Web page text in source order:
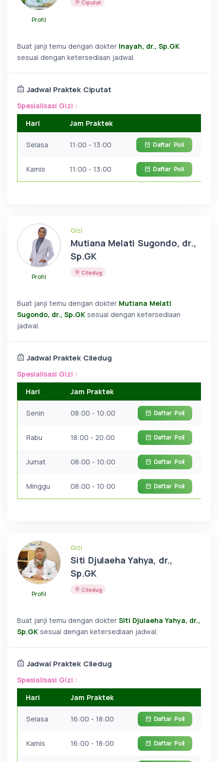
Profil
Ciputat
Buat janji temu dengan dokter Inayah, dr., Sp.GK
sesuai dengan ketersediaan jadwal.
Jadwal Praktek Ciputat
Spesialisasi Gizi :
Hari
Jam Praktek
Selasa 11:00 - 13:00 Daftar Poli
Kamis 11:00 - 13:00 Daftar Poli
Profil
Gizi
Mutiana Melati Sugondo, dr.,
Sp.GK
Ciledug
Buat janji temu dengan dokter Mutiana Melati
Sugondo, dr., Sp.GK sesuai dengan ketersediaan
jadwal.
Jadwal Praktek Ciledug
Spesialisasi Gizi :
Hari
Jam Praktek
Senin 08:00 - 10:00 Daftar Poli
Rabu 18:00 - 20:00 Daftar Poli
Jumat 08:00 - 10:00 Daftar Poli
Minggu 08:00 - 10:00 Daftar Poli
Profil
Gizi
Siti Djulaeha Yahya, dr.,
Sp.GK
Ciledug
Buat janji temu dengan dokter Siti Djulaeha Yahya, dr.,
Sp.GK sesuai dengan ketersediaan jadwal.
Jadwal Praktek Ciledug
Spesialisasi Gizi :
Hari
Jam Praktek
Selasa 16:00 - 18:00 Daftar Poli
Kamis 16:00 - 18:00 Daftar Poli